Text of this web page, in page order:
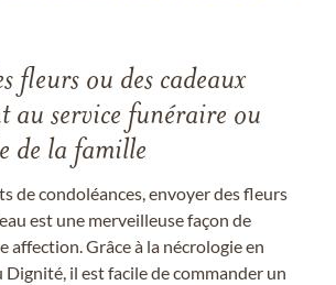
fleurs ou des cadeaux
au service funéraire ou
de la famille
de condoléances, envoyer des fleurs
est une merveilleuse façon de
affection. Grâce à la nécrologie en
Dignité, il est facile de commander un